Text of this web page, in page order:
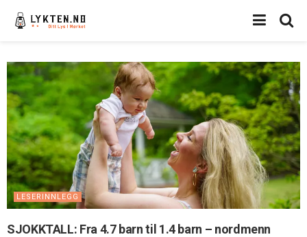
LESERINNLEGG
SJOKKTALL: Fra 4.7 barn til 1.4 barn – nordmenn